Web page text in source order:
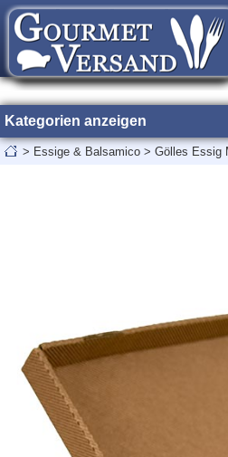
Kategorien anzeigen
> Essige & Balsamico > Gölles Essig